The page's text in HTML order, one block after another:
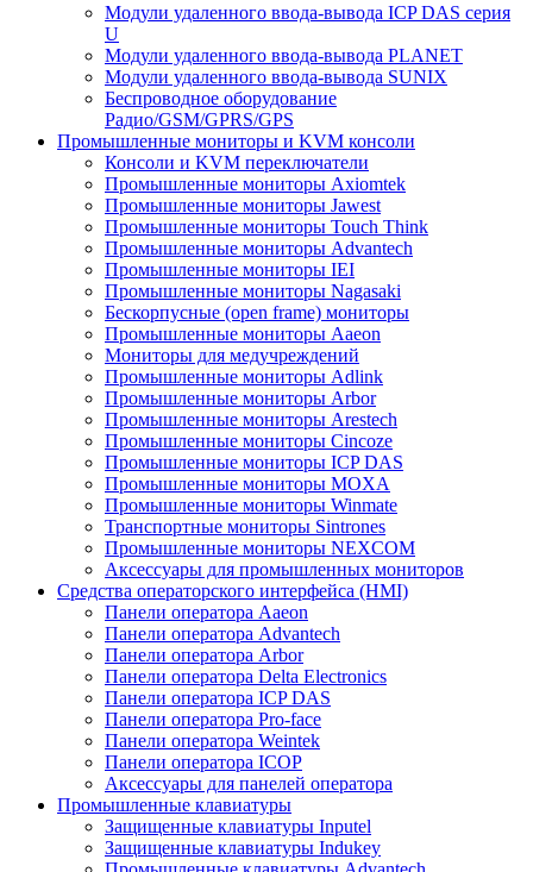
Модули удаленного ввода-вывода ICP DAS серия
U
Модули удаленного ввода-вывода PLANET
Модули удаленного ввода-вывода SUNIX
Беспроводное оборудование
Радио/GSM/GPRS/GPS
Промышленные мониторы и KVM консоли
Консоли и KVM переключатели
Промышленные мониторы Axiomtek
Промышленные мониторы Jawest
Промышленные мониторы Touch Think
Промышленные мониторы Advantech
Промышленные мониторы IEI
Промышленные мониторы Nagasaki
Бескорпусные (open frame) мониторы
Промышленные мониторы Aaeon
Мониторы для медучреждений
Промышленные мониторы Adlink
Промышленные мониторы Arbor
Промышленные мониторы Arestech
Промышленные мониторы Cincoze
Промышленные мониторы ICP DAS
Промышленные мониторы MOXA
Промышленные мониторы Winmate
Транспортные мониторы Sintrones
Промышленные мониторы NEXCOM
Аксессуары для промышленных мониторов
Средства операторского интерфейса (HMI)
Панели оператора Aaeon
Панели оператора Advantech
Панели оператора Arbor
Панели оператора Delta Electronics
Панели оператора ICP DAS
Панели оператора Pro-face
Панели оператора Weintek
Панели оператора ICOP
Аксессуары для панелей оператора
Промышленные клавиатуры
Защищенные клавиатуры Inputel
Защищенные клавиатуры Indukey